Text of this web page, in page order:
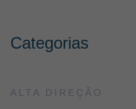
Categorias
ALTA DIREÇÃO